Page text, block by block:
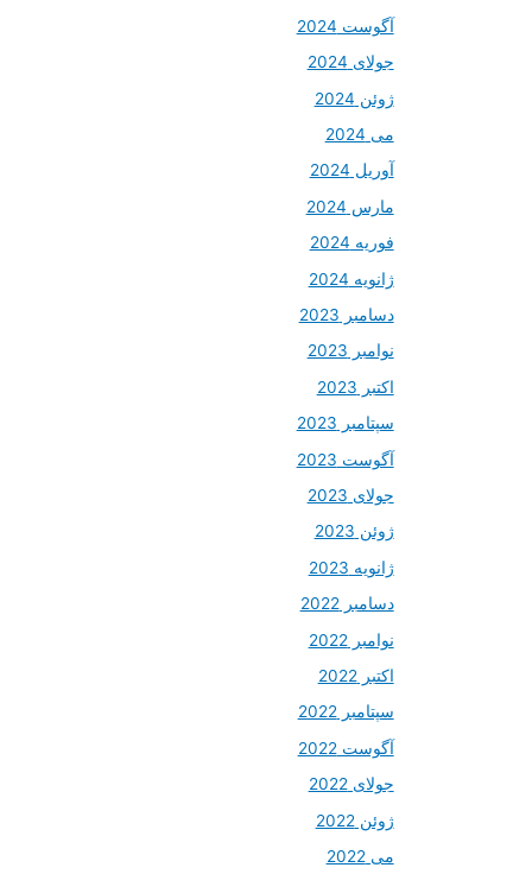
آگوست 2024
جولای 2024
ژوئن 2024
می 2024
آوریل 2024
مارس 2024
فوریه 2024
ژانویه 2024
دسامبر 2023
نوامبر 2023
اکتبر 2023
سپتامبر 2023
آگوست 2023
جولای 2023
ژوئن 2023
ژانویه 2023
دسامبر 2022
نوامبر 2022
اکتبر 2022
سپتامبر 2022
آگوست 2022
جولای 2022
ژوئن 2022
می 2022